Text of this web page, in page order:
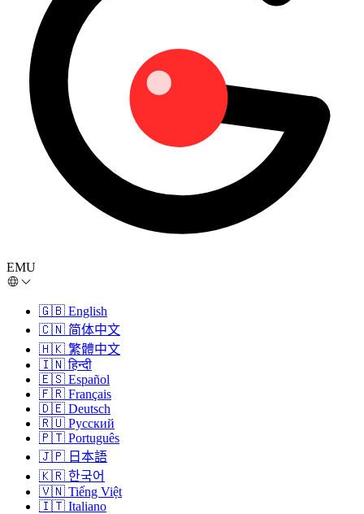
EMU
🇬🇧 English
🇨🇳 简体中文
🇭🇰 繁體中文
🇮🇳 हिन्दी
🇪🇸 Español
🇫🇷 Français
🇩🇪 Deutsch
🇷🇺 Русский
🇵🇹 Português
🇯🇵 日本語
🇰🇷 한국어
🇻🇳 Tiếng Việt
🇮🇹 Italiano